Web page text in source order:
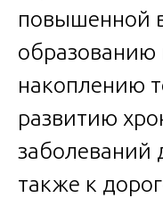
повышенной
образованию
накоплению
развитию
заболеваний
также к